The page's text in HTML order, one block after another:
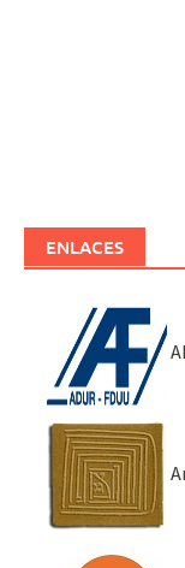
ENLACES